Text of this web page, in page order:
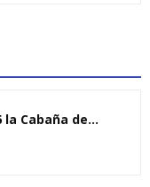
la Cabaña de...